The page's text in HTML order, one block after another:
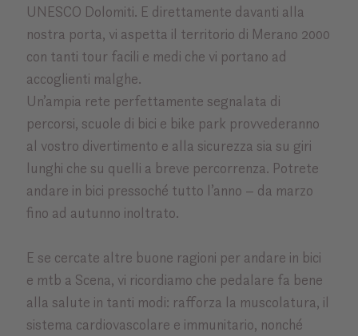
UNESCO Dolomiti. E direttamente davanti alla
nostra porta, vi aspetta il territorio di Merano 2000
con tanti tour facili e medi che vi portano ad
accoglienti malghe.
Un’ampia rete perfettamente segnalata di
percorsi, scuole di bici e bike park provvederanno
al vostro divertimento e alla sicurezza sia su giri
lunghi che su quelli a breve percorrenza. Potrete
andare in bici pressoché tutto l’anno – da marzo
fino ad autunno inoltrato.
E se cercate altre buone ragioni per andare in bici
e mtb a Scena, vi ricordiamo che pedalare fa bene
alla salute in tanti modi: rafforza la muscolatura, il
sistema cardiovascolare e immunitario, nonché